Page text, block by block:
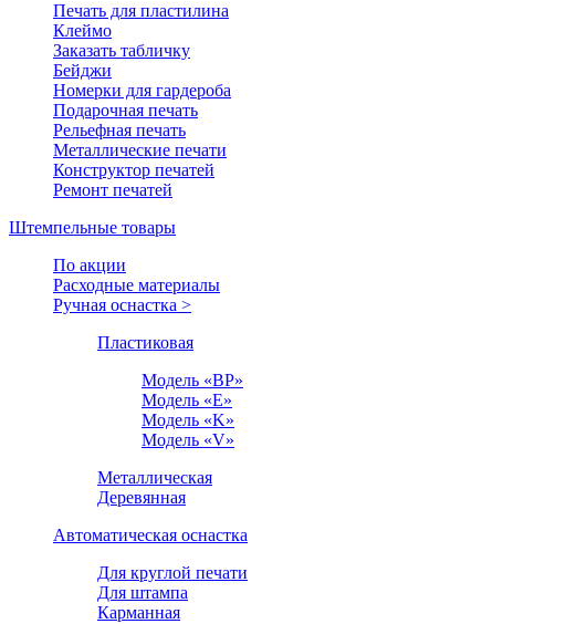
Печать для пластилина
Клеймо
Заказать табличку
Бейджи
Номерки для гардероба
Подарочная печать
Рельефная печать
Металлические печати
Конструктор печатей
Ремонт печатей
Штемпельные товары
По акции
Расходные материалы
Ручная оснастка >
Пластиковая
Модель «BP»
Модель «E»
Модель «K»
Модель «V»
Металлическая
Деревянная
Автоматическая оснастка
Для круглой печати
Для штампа
Карманная